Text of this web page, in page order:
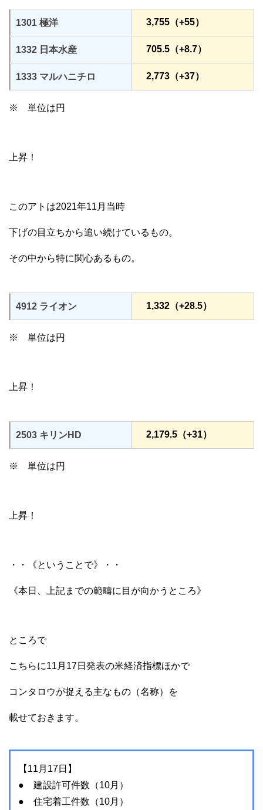
1301 極洋 3,755（+55）
1332 日本水産 705.5（+8.7）
1333 マルハニチロ 2,773（+37）
※ 単位は円
上昇！
このアトは2021年11月当時
下げの目立ちから追い続けているもの。
その中から特に関心あるもの。
4912 ライオン 1,332（+28.5）
※ 単位は円
上昇！
2503 キリンHD 2,179.5（+31）
※ 単位は円
上昇！
・・《ということで》・・
《本日、上記までの範疇に目が向かうところ》
ところで
こちらに11月17日発表の米経済指標ほかで
コンタロウが捉える主なもの（名称）を
載せておきます。
【11月17日】
● 建設許可件数（10月）
● 住宅着工件数（10月）